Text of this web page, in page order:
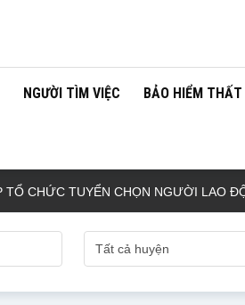
NGƯỜI TÌM VIỆC BẢO HIỂM THẤT
TUYỂN CHỌN NGƯỜI LAO